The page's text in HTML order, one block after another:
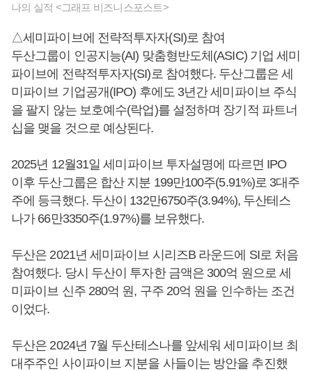
나의 실적 <그래프 비즈니스포스트>
△세미파이브에 전략적투자자(SI)로 참여
두산그룹이 인공지능(AI) 맞춤형반도체(ASIC) 기업 세미
파이브에 전략적투자자(SI)로 참여했다. 두산그룹은 세
미파이브 기업공개(IPO) 후에도 3년간 세미파이브 주식
을 팔지 않는 보호예수(락업)를 설정하며 장기적 파트너
십을 맺을 것으로 예상된다.
2025년 12월31일 세미파이브 투자설명에 따르면 IPO
이후 두산그룹은 합산 지분 199만100주(5.91%)로 3대주
주에 등극했다. 두산이 132만6750주(3.94%), 두산테스
나가 66만3350주(1.97%)를 보유했다.
두산은 2021년 세미파이브 시리즈B 라운드에 SI로 처음
참여했다. 당시 두산이 투자한 금액은 300억 원으로 세
미파이브 신주 280억 원, 구주 20억 원을 인수하는 조건
이었다.
두산은 2024년 7월 두산테스나를 앞세워 세미파이브 최
대주주인 사이파이브 지분을 사들이는 방안을 추진했